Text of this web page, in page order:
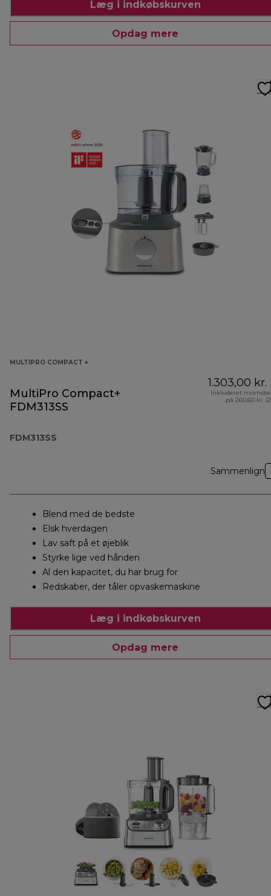
Læg i indkøbskurven
Opdag mere
MULTIPRO COMPACT +
MultiPro Compact+
FDM313SS
FDM313SS
1.303,00 kr.
Inkluderet
på 260,60 kr.
Sammenlign
Blend med de bedste
Elsk hverdagen
Lav saft på et øjeblik
Styrke lige ved hånden
Al den kapacitet, du har brug for
Redskaber, der tåler opvaskemaskine
Læg i indkøbskurven
Opdag mere